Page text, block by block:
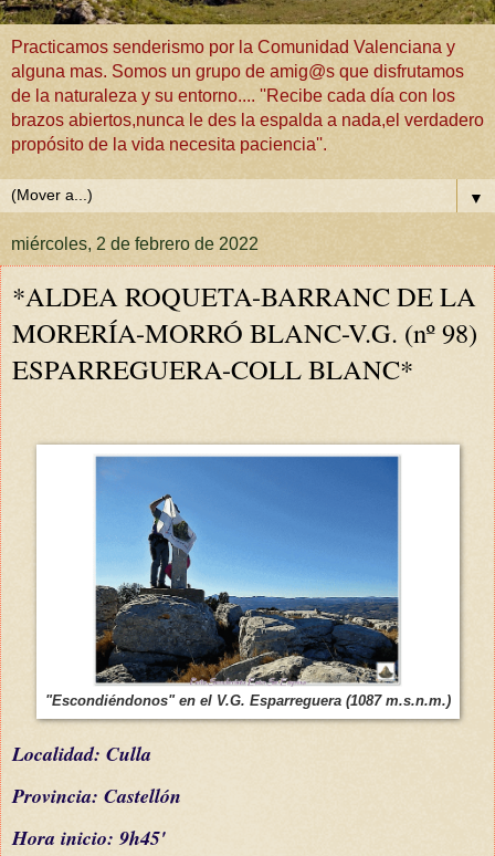
Practicamos senderismo por la Comunidad Valenciana y
alguna mas. Somos un grupo de amig@s que disfrutamos
de la naturaleza y su entorno.... ''Recibe cada día con los
brazos abiertos,nunca le des la espalda a nada,el verdadero
propósito de la vida necesita paciencia''.
▼
miércoles, 2 de febrero de 2022
*ALDEA ROQUETA-BARRANC DE LA
MORERÍA-MORRÓ BLANC-V.G. (nº 98)
ESPARREGUERA-COLL BLANC*
"Escondiéndonos" en el V.G. Esparreguera (1087 m.s.n.m.)
Localidad: Culla
Provincia: Castellón
Hora inicio: 9h45'